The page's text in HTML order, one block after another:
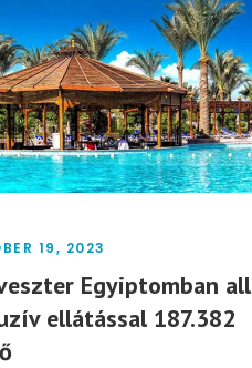
19, 2023
Egyiptomban all
ellátással 187.382